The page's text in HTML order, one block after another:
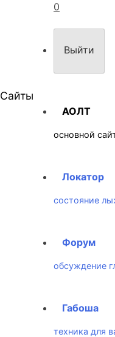
0
Выйти
Сайты
АОЛТ
основной
Локатор
состояние
Форум
обсуждение
Габоша
техника для